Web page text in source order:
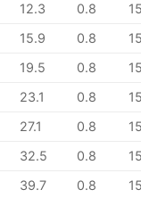
12.3 0.8
15.9 0.8
19.5 0.8
23.1 0.8
27.1 0.8
32.5 0.8
39.7 0.8